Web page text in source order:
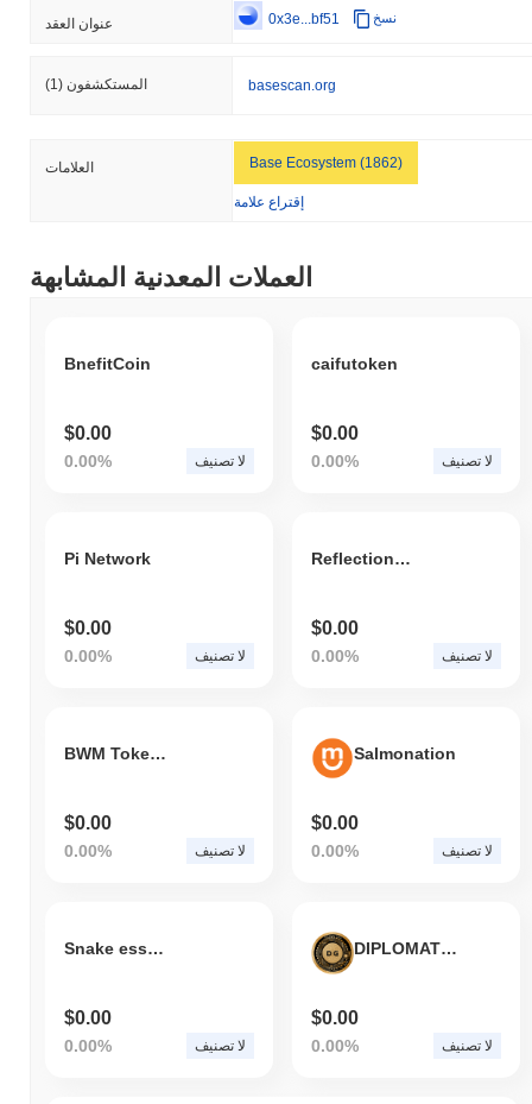
عنوان العقد 0x3e...bf51 نسخ
المستكشفون (1) basescan.org
العلامات Base Ecosystem (1862)
إقتراع علامة
العملات المعدنية المشابهة
BnefitCoin
$0.00
0.00% لا تصنيف
caifutoken
$0.00
0.00% لا تصنيف
Pi Network
$0.00
0.00% لا تصنيف
ReflectionCoin
$0.00
0.00% لا تصنيف
BWM Token v2
$0.00
0.00% لا تصنيف
Salmonation
$0.00
0.00% لا تصنيف
Snake essence coin
$0.00
0.00% لا تصنيف
DIPLOMATGOLD
$0.00
0.00% لا تصنيف